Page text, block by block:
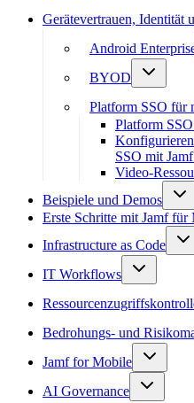
Gerätevertrauen, Identität
Android
BYOD
Platform SSO für
Platform
SSO mit
Video-
Beispiele und Demos
Erste Schritte mit Jamf für
Infrastructure as Code
IT Workflows
Bedrohungs- und
Jamf for Mobile
AI Governance